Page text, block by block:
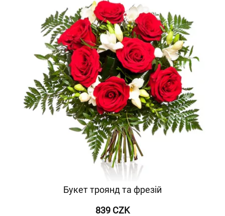
Букет троянд та фрезій
839 CZK